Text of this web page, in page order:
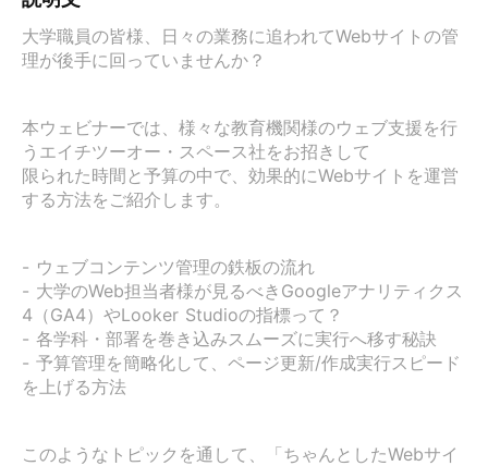
大学職員の皆様、日々の業務に追われてWebサイトの管
理が後手に回っていませんか？
本ウェビナーでは、様々な教育機関様のウェブ支援を行
うエイチツーオー・スペース社をお招きして
限られた時間と予算の中で、効果的にWebサイトを運営
する方法をご紹介します。
- ウェブコンテンツ管理の鉄板の流れ
- 大学のWeb担当者様が見るべきGoogleアナリティクス
4（GA4）やLooker Studioの指標って？
- 各学科・部署を巻き込みスムーズに実行へ移す秘訣
- 予算管理を簡略化して、ページ更新/作成実行スピード
を上げる方法
このようなトピックを通して、「ちゃんとしたWebサイ